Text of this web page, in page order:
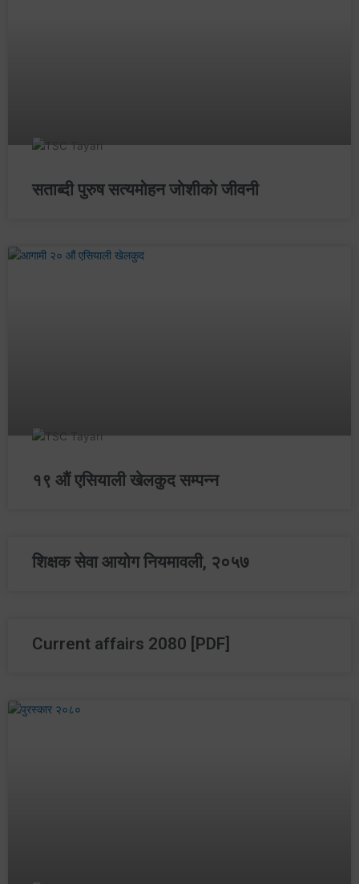
सताब्दी पुरुष सत्यमोहन जाेशीकाे जीवनी
१९ औं एसियाली खेलकुद सम्पन्न
शिक्षक सेवा आयोग नियमावली, २०५७
Current affairs 2080 [PDF]